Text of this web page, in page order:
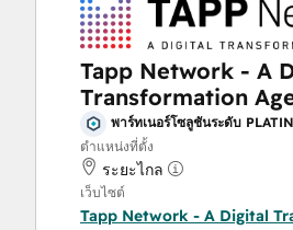
Tapp Network - A
Transformation
พาร์ทเนอร์โซลูชันระดับ
ตำแหน่งที่ตั้ง
ระยะไกล
เว็บไซต์
Tapp Network - A Digital